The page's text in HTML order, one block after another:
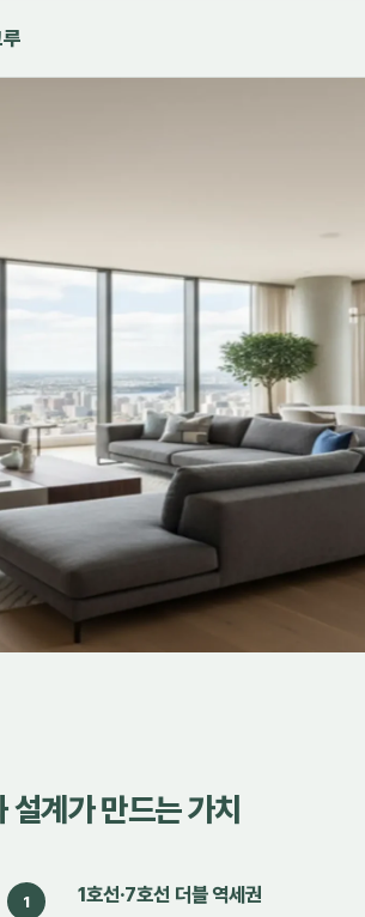
설계가 만드는 가치
1 1호선·7호선 더블 역세권